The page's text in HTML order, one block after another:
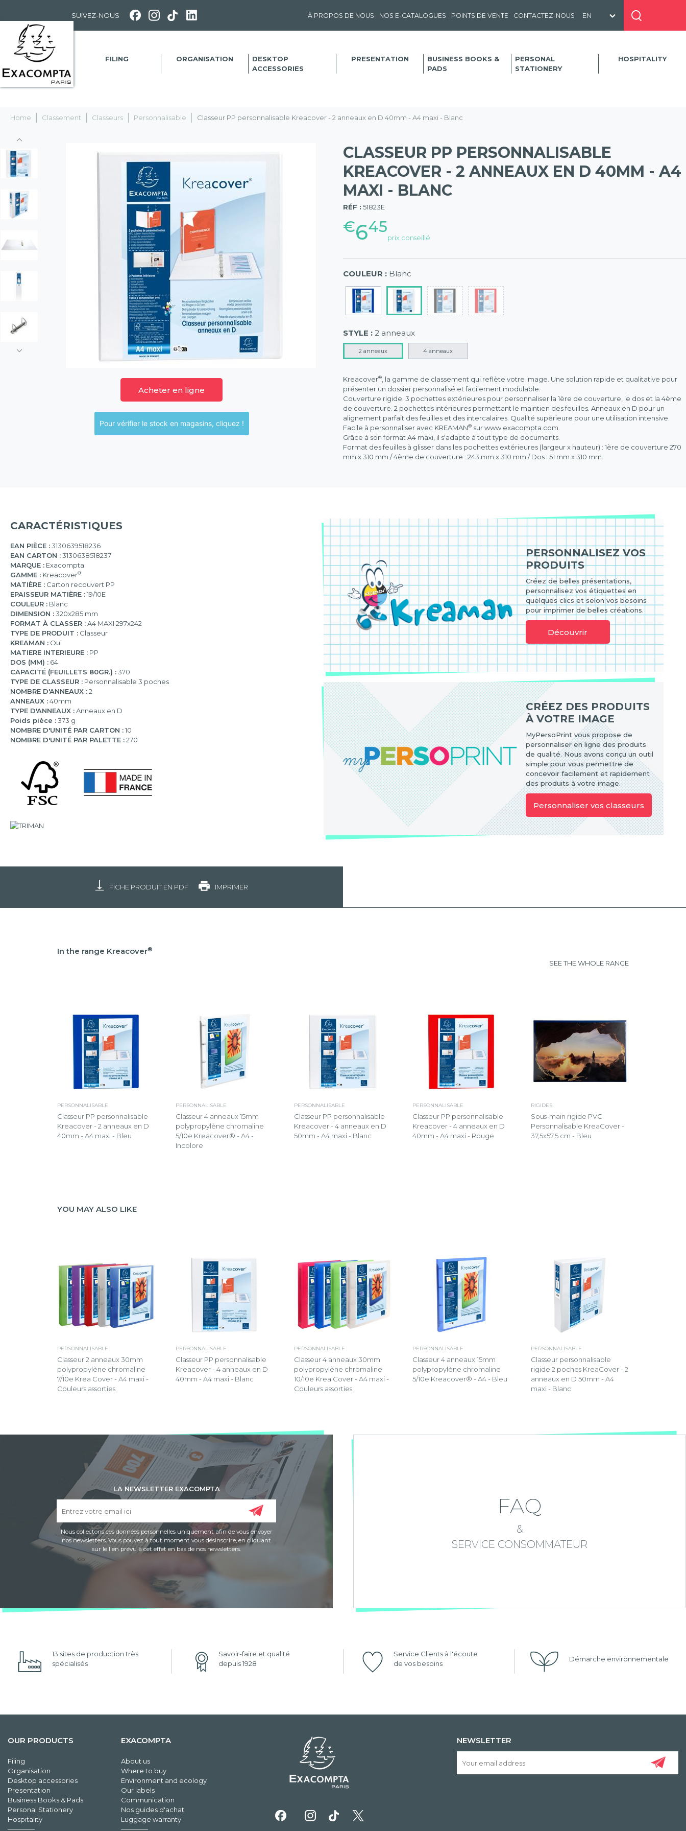
SUIVEZ-NOUS À PROPOS DE NOUS NOS E-CATALOGUES POINTS DE VENTE CONTACTEZ-NOUS
FILING ORGANISATION
DESKTOP
ACCESSORIES
PRESENTATION
BUSINESS BOOKS &
PADS
PERSONAL
STATIONERY
HOSPITALITY
Home Classement Classeurs Personnalisable Classeur PP personnalisable Kreacover - 2 anneaux en D 40mm - A4 maxi - Blanc
Acheter en ligne
Pour vérifier le stock en magasins, cliquez !
CLASSEUR PP PERSONNALISABLE
KREACOVER - 2 ANNEAUX EN D 40MM - A4
MAXI - BLANC
RÉF : 51823E
€645
prix conseillé
(57)
COULEUR : Blanc
STYLE : 2 anneaux
2 anneaux 4 anneaux
Kreacover®
, la gamme de classement qui reflète votre image. Une solution rapide et qualitative pour
présenter un dossier personnalisé et facilement modulable.
Couverture rigide. 3 pochettes extérieures pour personnaliser la 1ère de couverture, le dos et la 4ème
de couverture. 2 pochettes intérieures permettant le maintien des feuilles. Anneaux en D pour un
alignement parfait des feuilles et des intercalaires. Qualité supérieure pour une utilisation intensive.
Facile à personnaliser avec KREAMAN® sur www.exacompta.com.
Grâce à son format A4 maxi, il s'adapte à tout type de documents.
Format des feuilles à glisser dans les pochettes extérieures (largeur x hauteur) : 1ère de couverture 270
mm x 310 mm / 4ème de couverture : 243 mm x 310 mm / Dos : 51 mm x 310 mm.
CARACTÉRISTIQUES
EAN PIÈCE :3130639518236
EAN CARTON :3130638518237
MARQUE : Exacompta
GAMME : Kreacover®
MATIÈRE : Carton recouvert PP
EPAISSEUR MATIÈRE :19/10E
COULEUR : Blanc
DIMENSION :320x285 mm
FORMAT À CLASSER :A4 MAXI 297x242
TYPE DE PRODUIT : Classeur
KREAMAN : Oui
MATIERE INTERIEURE : PP
DOS (MM) : 64
CAPACITÉ (FEUILLETS 80GR.) :370
TYPE DE CLASSEUR : Personnalisable 3 poches
NOMBRE D'ANNEAUX :2
ANNEAUX :40mm
TYPE D'ANNEAUX :Anneaux en D
Poids pièce :373 g
NOMBRE D'UNITÉ PAR CARTON :10
NOMBRE D'UNITÉ PAR PALETTE :270
PERSONNALISEZ VOS
PRODUITS
Créez de belles présentations,
personnalisez vos étiquettes en
quelques clics et selon vos besoins
pour imprimer de belles créations.
Découvrir
CRÉEZ DES PRODUITS
À VOTRE IMAGE
MyPersoPrint vous propose de
personnaliser en ligne des produits
de qualité. Nous avons conçu un outil
simple pour vous permettre de
concevoir facilement et rapidement
des produits à votre image.
Personnaliser vos classeurs
FICHE PRODUIT EN PDF IMPRIMER
In the range Kreacover®
SEE THE WHOLE RANGE
PERSONNALISABLE
Classeur PP personnalisable
Kreacover - 2 anneaux en D
40mm - A4 maxi - Bleu
PERSONNALISABLE
Classeur 4 anneaux 15mm
polypropylène chromaline
5/10e Kreacover® - A4 -
Incolore
PERSONNALISABLE
Classeur PP personnalisable
Kreacover - 4 anneaux en D
50mm - A4 maxi - Blanc
PERSONNALISABLE
Classeur PP personnalisable
Kreacover - 4 anneaux en D
40mm - A4 maxi - Rouge
RIGIDES
Sous-main rigide PVC
Personnalisable KreaCover -
37,5x57,5 cm - Bleu
YOU MAY ALSO LIKE
PERSONNALISABLE
Classeur 2 anneaux 30mm
polypropylène chromaline
7/10e Krea Cover - A4 maxi -
Couleurs assorties
PERSONNALISABLE
Classeur PP personnalisable
Kreacover - 4 anneaux en D
40mm - A4 maxi - Blanc
PERSONNALISABLE
Classeur 4 anneaux 30mm
polypropylène chromaline
10/10e Krea Cover - A4 maxi -
Couleurs assorties
PERSONNALISABLE
Classeur 4 anneaux 15mm
polypropylène chromaline
5/10e Kreacover® - A4 - Bleu
PERSONNALISABLE
Classeur personnalisable
rigide 2 poches KreaCover - 2
anneaux en D 50mm - A4
maxi - Blanc
LA NEWSLETTER EXACOMPTA
Nous collectons ces données personnelles uniquement afin de vous envoyer
nos newsletters. Vous pouvez à tout moment vous désinscrire, en cliquant
sur le lien prévu à cet effet en bas de nos newsletters.
FAQ
&
SERVICE CONSOMMATEUR
13 sites de production très
spécialisés
Savoir-faire et qualité
depuis 1928
Service Clients à l'écoute
de vos besoins
Démarche environnementale
OUR PRODUCTS
Filing
Organisation
Desktop accessories
Presentation
Business Books & Pads
Personal Stationery
Hospitality
EXACOMPTA
About us
Where to buy
Environment and ecology
Our labels
Communication
Nos guides d'achat
Luggage warranty
NEWSLETTER